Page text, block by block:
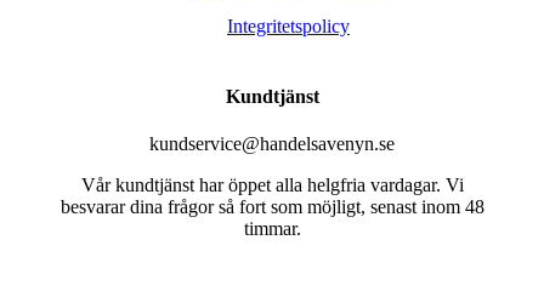
Integritetspolicy
Kundtjänst
kundservice@handelsavenyn.se
Vår kundtjänst har öppet alla helgfria vardagar. Vi
besvarar dina frågor så fort som möjligt, senast inom 48
timmar.